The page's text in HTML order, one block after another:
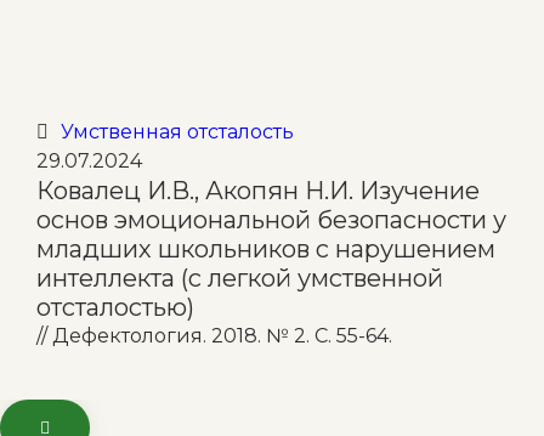
 Category
Умственная отсталость
29.07.2024
Ковалец И.В., Акопян Н.И. Изучение
основ эмоциональной безопасности у
младших школьников с нарушением
интеллекта (с легкой умственной
отсталостью)
// Дефектология. 2018. № 2. С. 55-64.
